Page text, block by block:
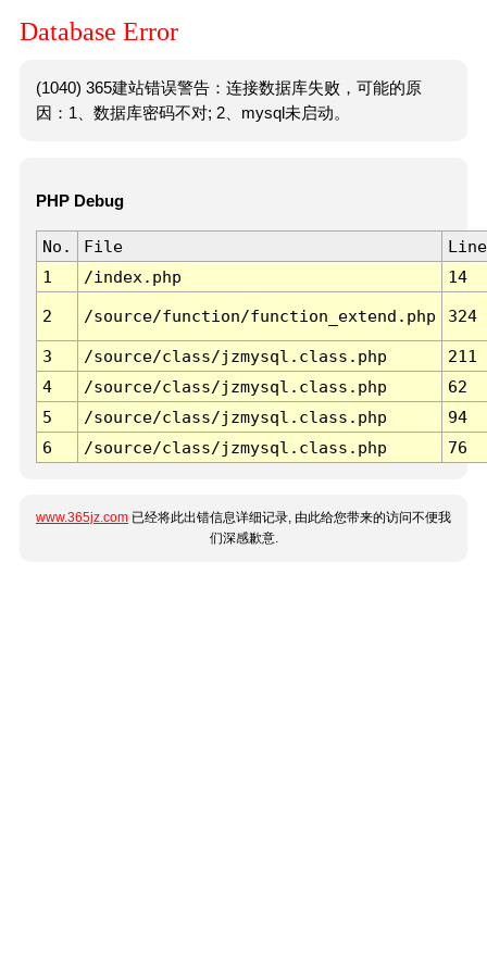
Database Error
(1040) 365建站错误警告：连接数据库失败，可能的原
因：1、数据库密码不对; 2、mysql未启动。
PHP Debug
No. File
Line
1
/index.php 14
2 /source/function/function_extend.php 324
3 /source/class/jzmysql.class.php
211
4
/source/class/jzmysql.class.php
62
5
/source/class/jzmysql.class.php
94
6
/source/class/jzmysql.class.php 76
www.365jz.com 已经将此出错信息详细记录, 由此给您带来的访问不便我
们深感歉意.